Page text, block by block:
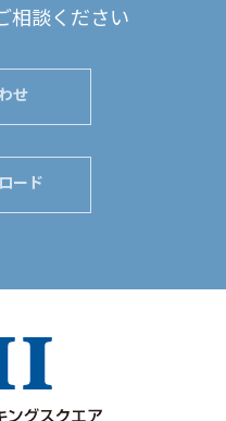
相談ください
せ
ード